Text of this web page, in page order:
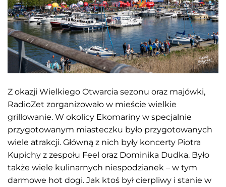
Z okazji Wielkiego Otwarcia sezonu oraz majówki,
RadioZet zorganizowało w mieście wielkie
grillowanie. W okolicy Ekomariny w specjalnie
przygotowanym miasteczku było przygotowanych
wiele atrakcji. Główną z nich były koncerty Piotra
Kupichy z zespołu Feel oraz Dominika Dudka. Było
także wiele kulinarnych niespodzianek – w tym
darmowe hot dogi. Jak ktoś był cierpliwy i stanie w